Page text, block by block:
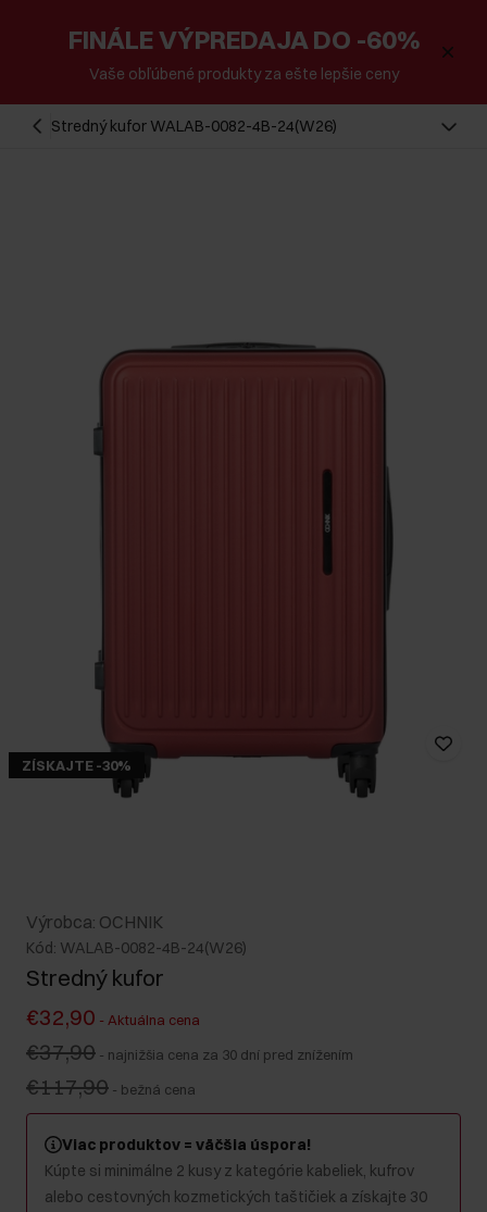
FINÁLE VÝPREDAJA DO -60%
Vaše obľúbené produkty za ešte lepšie ceny
Stredný kufor WALAB-0082-4B-24(W26)
ZÍSKAJTE -30%
Výrobca: OCHNIK
Kód: WALAB-0082-4B-24(W26)
Stredný kufor
€32,90 - Aktuálna cena
€37,90 - najnižšia cena za 30 dní pred znížením
€117,90 - bežná cena
Viac produktov = väčšia úspora!
Kúpte si minimálne 2 kusy z kategórie kabeliek, kufrov
alebo cestovných kozmetických taštičiek a získajte 30